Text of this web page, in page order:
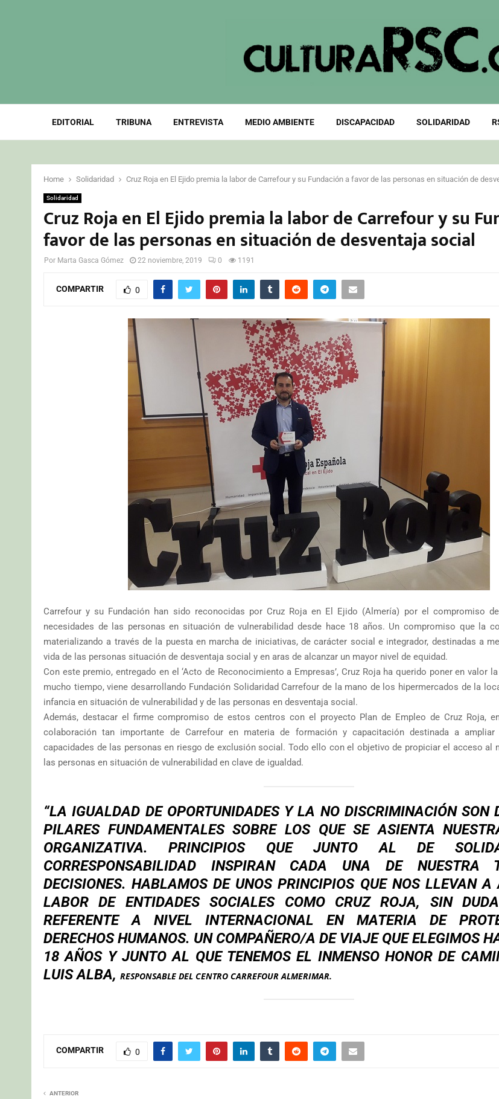
EDITORIAL TRIBUNA ENTREVISTA MEDIO AMBIENTE DISCAPACIDAD SOLIDARIDAD
Home Solidaridad Cruz Roja en El Ejido premia la labor de Carrefour y su Fundación a favor de las personas en situación de
Solidaridad
Cruz Roja en El Ejido premia la labor de Carrefour y su
favor de las personas en situación de desventaja social
Por Marta Gasca Gómez 22 noviembre, 2019 0 1191
COMPARTIR 0
Carrefour y su Fundación han sido reconocidas por Cruz Roja en El Ejido (Almería) por el compromiso
necesidades de las personas en situación de vulnerabilidad desde hace 18 años. Un compromiso que la
materializando a través de la puesta en marcha de iniciativas, de carácter social e integrador, destinadas a
vida de las personas situación de desventaja social y en aras de alcanzar un mayor nivel de equidad.
Con este premio, entregado en el ‘Acto de Reconocimiento a Empresas’, Cruz Roja ha querido poner en valor
mucho tiempo, viene desarrollando Fundación Solidaridad Carrefour de la mano de los hipermercados de la
infancia en situación de vulnerabilidad y de las personas en desventaja social.
Además, destacar el firme compromiso de estos centros con el proyecto Plan de Empleo de Cruz Roja,
colaboración tan importante de Carrefour en materia de formación y capacitación destinada a
capacidades de las personas en riesgo de exclusión social. Todo ello con el objetivo de propiciar el acceso al
las personas en situación de vulnerabilidad en clave de igualdad.
“LA IGUALDAD DE OPORTUNIDADES Y LA NO DISCRIMINACIÓN SON
PILARES FUNDAMENTALES SOBRE LOS QUE SE ASIENTA
ORGANIZATIVA. PRINCIPIOS QUE JUNTO AL DE
CORRESPONSABILIDAD INSPIRAN CADA UNA DE NUESTRA
DECISIONES. HABLAMOS DE UNOS PRINCIPIOS QUE NOS LLEVAN A
LABOR DE ENTIDADES SOCIALES COMO CRUZ ROJA, SIN
REFERENTE A NIVEL INTERNACIONAL EN MATERIA DE
DERECHOS HUMANOS. UN COMPAÑERO/A DE VIAJE QUE ELEGIMOS
18 AÑOS Y JUNTO AL QUE TENEMOS EL INMENSO HONOR DE
LUIS ALBA, RESPONSABLE DEL CENTRO CARREFOUR ALMERIMAR.
COMPARTIR 0
ANTERIOR